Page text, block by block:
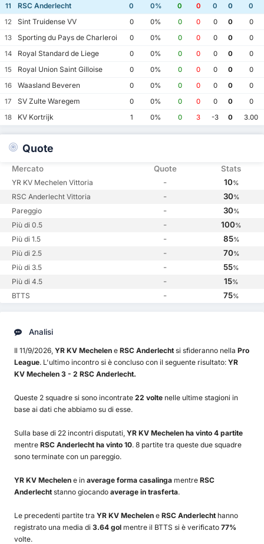
11
RSC Anderlecht 0 0% 0 0 0 0
0
12
Sint Truidense VV 0 0% 0 0 0 0
0
13
Sporting du Pays de Charleroi 0 0% 0 0 0 0
0
14
Royal Standard de Liege 0 0% 0 0 0 0
0
15
Royal Union Saint Gilloise 0 0% 0 0 0 0
0
16
Waasland Beveren 0 0% 0 0 0 0
0
17
SV Zulte Waregem 0 0% 0 0 0 0
0
18
KV Kortrijk 1 0% 0 3 -3 0 3.00
Quote
Mercato Quote Stats
YR KV Mechelen Vittoria - 10%
RSC Anderlecht Vittoria - 30%
Pareggio - 30%
Più di 0.5 - 100%
Più di 1.5 - 85%
Più di 2.5 - 70%
Più di 3.5 - 55%
Più di 4.5 - 15%
BTTS - 75%
Analisi
Il 11/9/2026, YR KV Mechelen e RSC Anderlecht si sfideranno nella Pro
League. L'ultimo incontro si è concluso con il seguente risultato: YR
KV Mechelen 3 - 2 RSC Anderlecht.
Queste 2 squadre si sono incontrate 22 volte nelle ultime stagioni in
base ai dati che abbiamo su di esse.
Sulla base di 22 incontri disputati, YR KV Mechelen ha vinto 4 partite
mentre RSC Anderlecht ha vinto 10. 8 partite tra queste due squadre
sono terminate con un pareggio.
YR KV Mechelen e in average forma casalinga mentre RSC
Anderlecht stanno giocando average in trasferta.
Le precedenti partite tra YR KV Mechelen e RSC Anderlecht hanno
registrato una media di 3.64 gol mentre il BTTS si è verificato 77%
volte.